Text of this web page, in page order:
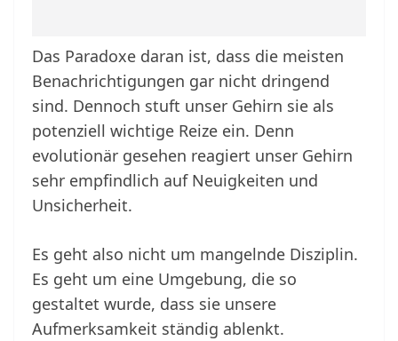
Das Paradoxe daran ist, dass die meisten
Benachrichtigungen gar nicht dringend
sind. Dennoch stuft unser Gehirn sie als
potenziell wichtige Reize ein. Denn
evolutionär gesehen reagiert unser Gehirn
sehr empfindlich auf Neuigkeiten und
Unsicherheit.
Es geht also nicht um mangelnde Disziplin.
Es geht um eine Umgebung, die so
gestaltet wurde, dass sie unsere
Aufmerksamkeit ständig ablenkt.